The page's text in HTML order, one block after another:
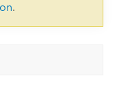
.